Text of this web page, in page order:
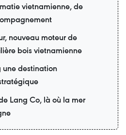
vietnamienne, de
nouveau moteur de
bois vietnamienne
une destination
Lang Co, là où la mer